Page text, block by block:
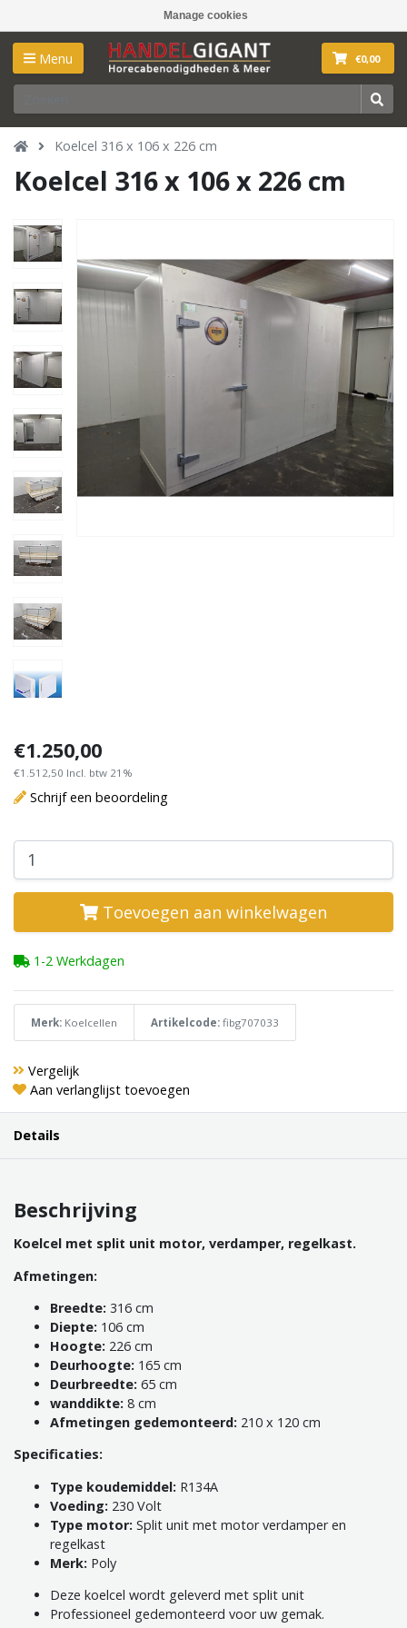
Manage cookies
Menu €0,00
Koelcel 316 x 106 x 226 cm
Koelcel 316 x 106 x 226 cm
€1.250,00
€1.512,50 Incl. btw 21%
Schrijf een beoordeling
Toevoegen aan winkelwagen
1-2 Werkdagen
Merk: Koelcellen Artikelcode: fibg707033
Vergelijk
Aan verlanglijst toevoegen
Details
Beschrijving
Koelcel met split unit motor, verdamper, regelkast.
Afmetingen:
Breedte: 316 cm
Diepte: 106 cm
Hoogte: 226 cm
Deurhoogte: 165 cm
Deurbreedte: 65 cm
wanddikte: 8 cm
Afmetingen gedemonteerd: 210 x 120 cm
Specificaties:
Type koudemiddel: R134A
Voeding: 230 Volt
Type motor: Split unit met motor verdamper en
regelkast
Merk: Poly
Deze koelcel wordt geleverd met split unit
Professioneel gedemonteerd voor uw gemak.